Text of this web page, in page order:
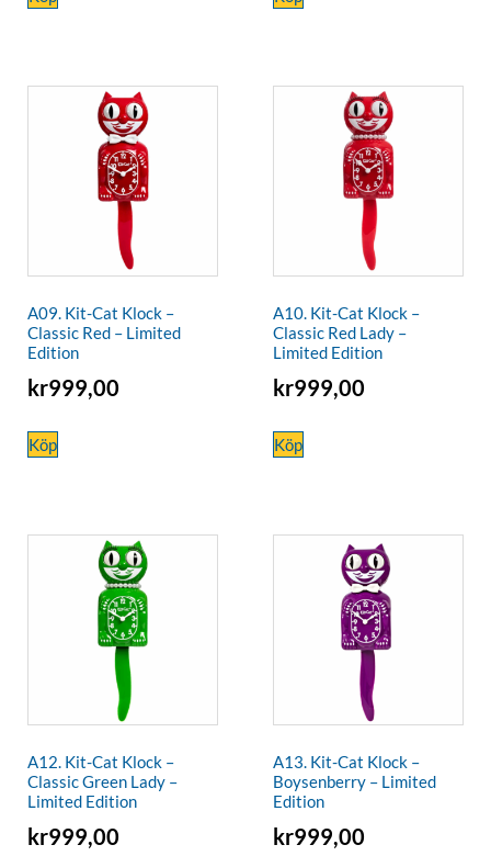
A09. Kit-Cat Klock –
Classic Red – Limited
Edition
kr999,00
Köp
A10. Kit-Cat Klock –
Classic Red Lady –
Limited Edition
kr999,00
Köp
A12. Kit-Cat Klock –
Classic Green Lady –
Limited Edition
kr999,00
A13. Kit-Cat Klock –
Boysenberry – Limited
Edition
kr999,00